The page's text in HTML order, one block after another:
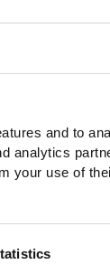
and to
analytics
your use of
ihr hier sehen.
System diesen